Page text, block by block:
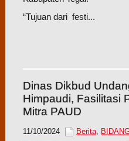
“Tujuan dari festi...
Dinas Dikbud
Himpaudi, Fasilitasi
Mitra PAUD
11/10/2024 Berita,